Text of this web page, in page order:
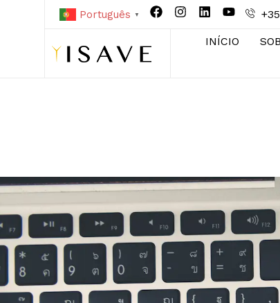
Português ▼
INÍCIO